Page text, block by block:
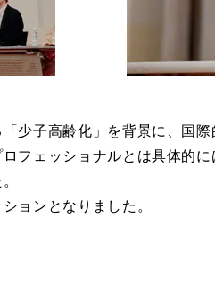
少子高齢化」を背景に、国
フェッショナルとは具体的
ョンとなりました。